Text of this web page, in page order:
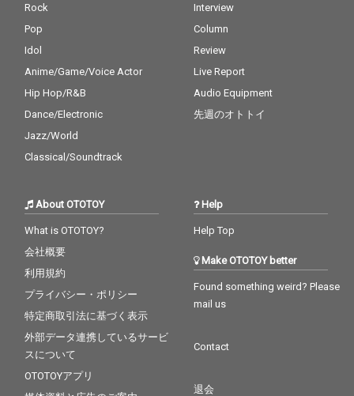
Rock
Pop
Idol
Anime/Game/Voice Actor
Hip Hop/R&B
Dance/Electronic
Jazz/World
Classical/Soundtrack
Interview
Column
Review
Live Report
Audio Equipment
先週のオトトイ
About OTOTOY
What is OTOTOY?
会社概要
利用規約
プライバシー・ポリシー
特定商取引法に基づく表示
外部データ連携しているサービ
スについて
OTOTOYアプリ
Help
Help Top
Make OTOTOY better
Found something weird? Please
mail us
Contact
退会